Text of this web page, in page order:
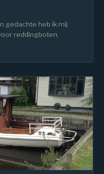
gedachte heb ik mij
reddingboten,